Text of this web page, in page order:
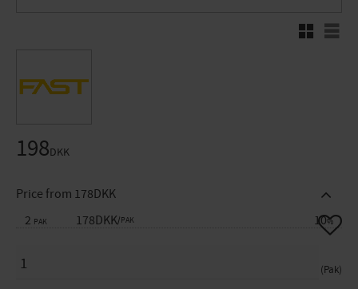
RutenettListe
198DKK
Price from 178DKK
2 PAK 178DKK/PAK 10%
Pak
Gem